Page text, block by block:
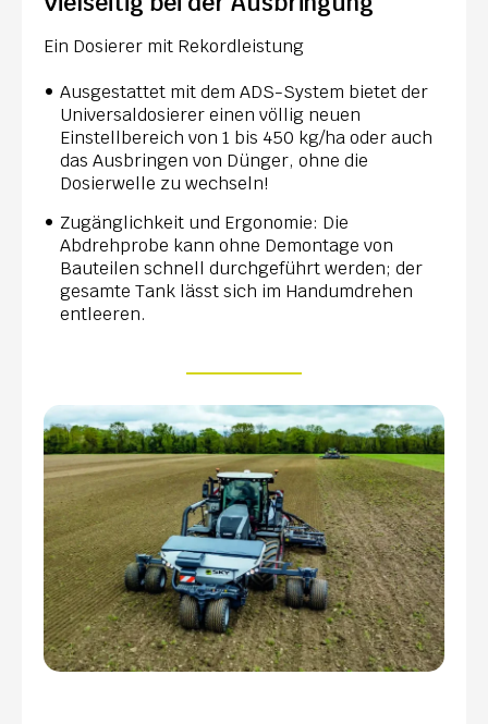
Ein Dosierer mit Rekordleistung
Ausgestattet mit dem ADS-System bietet der
Universaldosierer einen völlig neuen
Einstellbereich von 1 bis 450 kg/ha oder auch
das Ausbringen von Dünger, ohne die
Dosierwelle zu wechseln!
Zugänglichkeit und Ergonomie: Die
Abdrehprobe kann ohne Demontage von
Bauteilen schnell durchgeführt werden; der
gesamte Tank lässt sich im Handumdrehen
entleeren.